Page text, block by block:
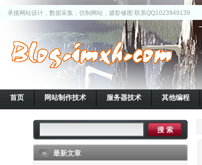
承接网站设计，数据采集，仿制网站，摄影修图 联系QQ1023949139
首页 网站制作技术 服务器技术 其他编程
最新文章